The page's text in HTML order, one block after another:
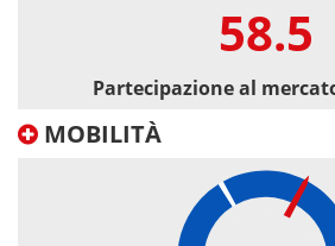
58.5
Partecipazione al
MOBILITÀ